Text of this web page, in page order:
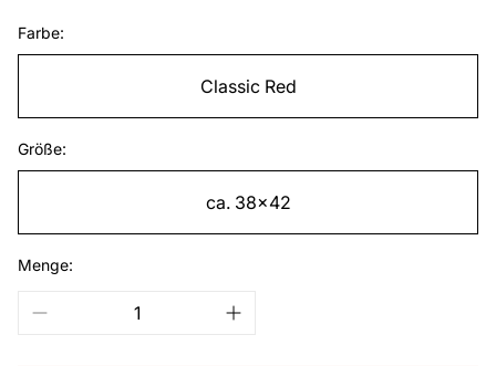
Farbe:
Classic Red
Größe:
ca. 38x42
Menge: